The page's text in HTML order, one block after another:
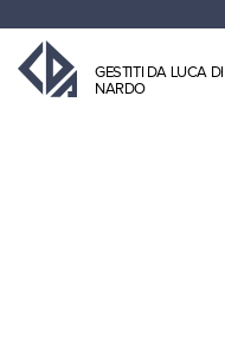
GESTITI DA LUCA DI
NARDO